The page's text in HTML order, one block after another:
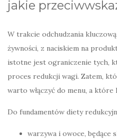
jakie
W trakcie odchudzania
żywności, z naciskiem na
istotne jest ograniczenie tych,
proces redukcji wagi. Zatem,
warto włączyć do menu, a które
Do fundamentów diety
warzywa i owoce, będące